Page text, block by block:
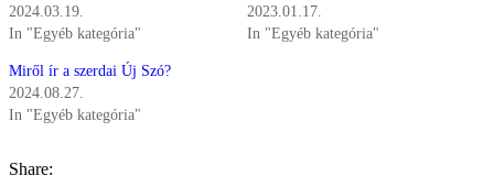
2024.03.19.
In "Egyéb kategória"
2023.01.17.
In "Egyéb kategória"
Miről ír a szerdai Új Szó?
2024.08.27.
In "Egyéb kategória"
Share: